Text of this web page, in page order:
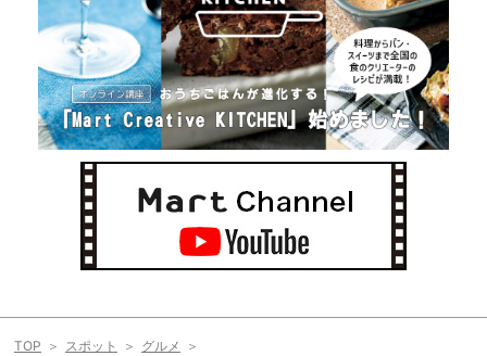
TOP スポット
グルメ